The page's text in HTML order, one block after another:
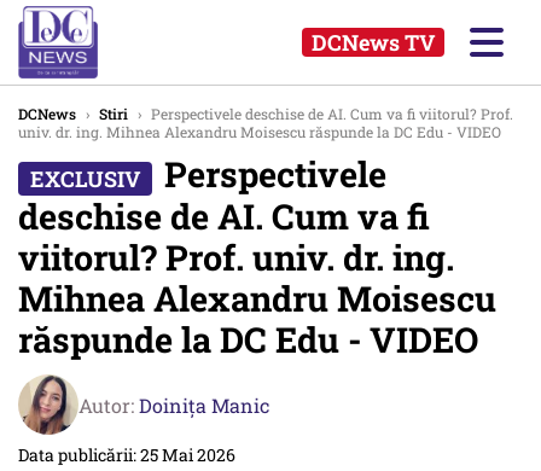
DCNews TV
DCNews › Stiri › Perspectivele deschise de AI. Cum va fi viitorul? Prof.
univ. dr. ing. Mihnea Alexandru Moisescu răspunde la DC Edu - VIDEO
Perspectivele
deschise de AI. Cum va fi
viitorul? Prof. univ. dr. ing.
Mihnea Alexandru Moisescu
răspunde la DC Edu - VIDEO
Autor:Doinița Manic
Data publicării: 25 Mai 2026